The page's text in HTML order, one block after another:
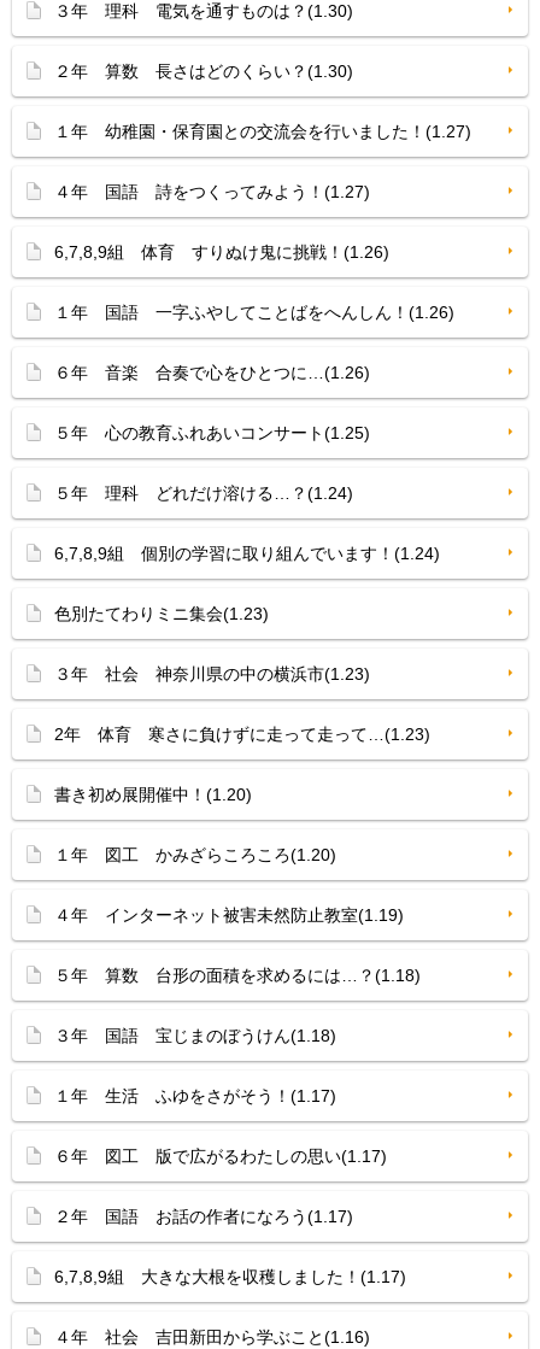
３年 理科 電気を通すものは？(1.30)
２年 算数 長さはどのくらい？(1.30)
１年 幼稚園・保育園との交流会を行いました！(1.27)
４年 国語 詩をつくってみよう！(1.27)
6,7,8,9組 体育 すりぬけ鬼に挑戦！(1.26)
１年 国語 一字ふやしてことばをへんしん！(1.26)
６年 音楽 合奏で心をひとつに…(1.26)
５年 心の教育ふれあいコンサート(1.25)
５年 理科 どれだけ溶ける…？(1.24)
6,7,8,9組 個別の学習に取り組んでいます！(1.24)
色別たてわりミニ集会(1.23)
３年 社会 神奈川県の中の横浜市(1.23)
2年 体育 寒さに負けずに走って走って…(1.23)
書き初め展開催中！(1.20)
１年 図工 かみざらころころ(1.20)
４年 インターネット被害未然防止教室(1.19)
５年 算数 台形の面積を求めるには…？(1.18)
３年 国語 宝じまのぼうけん(1.18)
１年 生活 ふゆをさがそう！(1.17)
６年 図工 版で広がるわたしの思い(1.17)
２年 国語 お話の作者になろう(1.17)
6,7,8,9組 大きな大根を収穫しました！(1.17)
４年 社会 吉田新田から学ぶこと(1.16)